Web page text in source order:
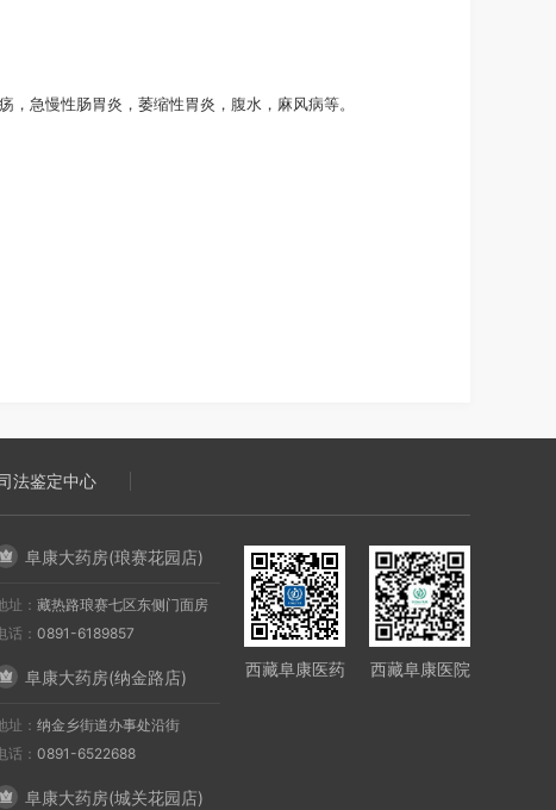
，急慢性肠胃炎，萎缩性胃炎，腹水，麻风病等。
法鉴定中心
阜康大药房(琅赛花园店)
址： 藏热路琅赛七区东侧门面房
话： 0891-6189857
阜康大药房(纳金路店)
址： 纳金乡街道办事处沿街
话： 0891-6522688
阜康大药房(城关花园店)
西藏阜康医药 西藏阜康医院